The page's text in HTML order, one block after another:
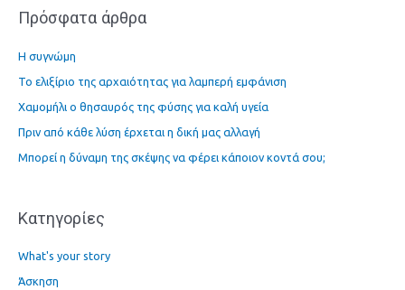
τ
η
σ
η
γ
:
Πρόσφατα άρθρα
Η συγνώμη
Το ελιξίριο της αρχαιότητας για λαμπερή εμφάνιση
Χαμομήλι ο θησαυρός της φύσης για καλή υγεία
Πριν από κάθε λύση έρχεται η δική μας αλλαγή
Μπορεί η δύναμη της σκέψης να φέρει κάποιον κοντά σου;
Kατηγορίες
What's your story
Άσκηση